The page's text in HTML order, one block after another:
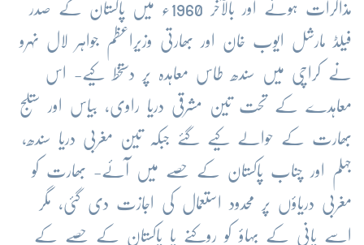
مذاکرات ہوئے اور بالآخر 1960ء میں پاکستان کے صدر
فیلڈ مارشل ایوب خان اور بھارتی وزیراعظم جواہر لال نہرو
نے کراچی میں سندھ طاس معاہدہ پر دستخط کیے- اس
معاہدے کے تحت تین مشرقی دریا راوی، بیاس اور ستلج
بھارت کے حوالے کیے گئے جبکہ تین مغربی دریا سندھ،
جہلم اور چناب پاکستان کے حصے میں آئے- بھارت کو
مغربی دریاؤں پر محدود استعمال کی اجازت دی گئی، مگر
اسے پانی کے بہاؤ کو روکنے یا پاکستان کے حصے کے